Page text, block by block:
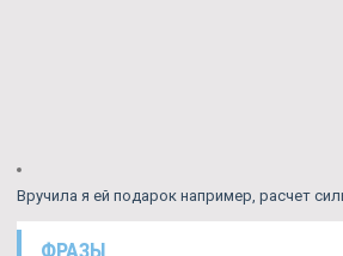
Вручила я ей подарок например, расчет
ФРАЗЫ